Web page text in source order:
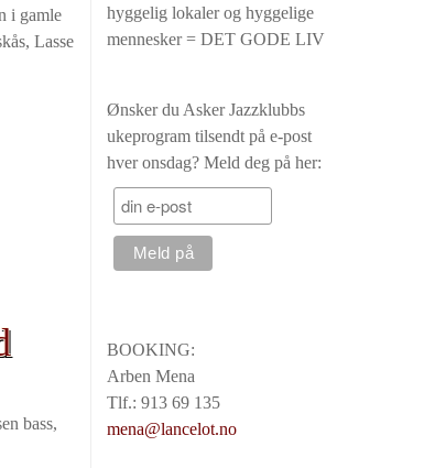
i gamle
Lasse
bass,
hyggelig lokaler og hyggelige
mennesker = DET GODE LIV
Ønsker du Asker Jazzklubbs
ukeprogram tilsendt på e-post
hver onsdag? Meld deg på her:
BOOKING:
Arben Mena
Tlf.: 913 69 135
mena@lancelot.no